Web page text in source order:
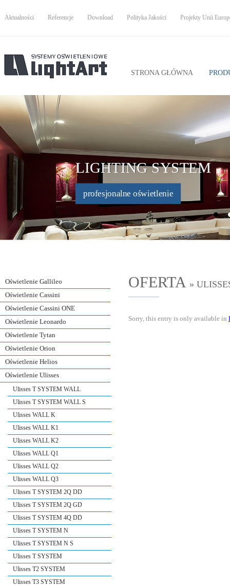
Aktualności Referencje Download Polityka Jakości Projekty Unii
STRONA GŁÓWNA
LIGHTING SYSTEM
profesjonalne oświetlenie
Oświetlenie Gallileo
Oświetlenie Cassini
Oświetlenie Cassini ONE
Oświetlenie Leonardo
Oświetlenie Tytan
Oświetlenie Orion
Oświetlenie Helios
Oświetlenie Ulisses
Ulisses T SYSTEM WALL
Ulisses T SYSTEM WALL S
Ulisses WALL K
Ulisses WALL K1
Ulisses WALL K2
Ulisses WALL Q1
Ulisses WALL Q2
Ulisses WALL Q3
Ulisses T SYSTEM 2Q DD
Ulisses T SYSTEM 2Q GD
Ulisses T SYSTEM 4Q DD
Ulisses T SYSTEM N
Ulisses T SYSTEM N S
Ulisses T SYSTEM
Ulisses T2 SYSTEM
Ulisses T3 SYSTEM
OFERTA »
Sorry, this entry is only available in